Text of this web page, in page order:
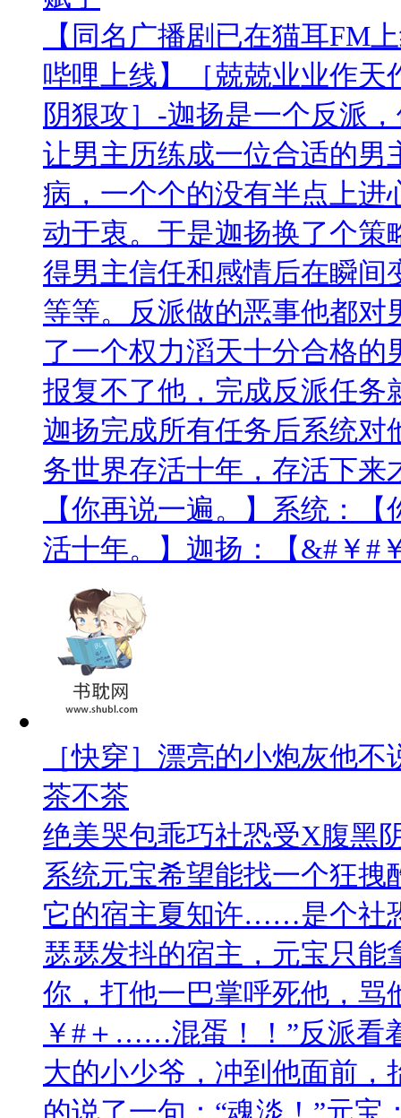
【同名广播剧已在猫耳FM
哔哩上线】［兢兢业业作
阴狠攻］-迦扬是一个反派
让男主历练成一位合适的男
病，一个个的没有半点上进
动于衷。于是迦扬换了个策
得男主信任和感情后在瞬间
等等。反派做的恶事他都
了一个权力滔天十分合格
报复不了他，完成反派任
迦扬完成所有任务后系统
务世界存活十年，存活下
【你再说一遍。】系统：
活十年。】迦扬：【&#￥#
［快穿］漂亮的小炮灰他不
茶不茶
绝美哭包乖巧社恐受X腹黑
系统元宝希望能找一个狂
它的宿主夏知许……是个社
瑟瑟发抖的宿主，元宝只能
你，打他一巴掌呼死他，
￥#＋……混蛋！！”反派看
大的小少爷，冲到他面前